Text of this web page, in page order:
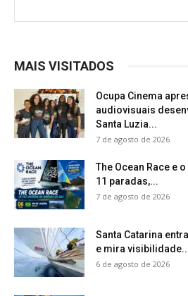
MAIS VISITADOS
Ocupa Cinema
audiovisuais
Santa Luzia...
7 de agosto de 2026
The Ocean Race e
11 paradas,...
7 de agosto de 2026
Santa Catarina
e mira
6 de agosto de 2026